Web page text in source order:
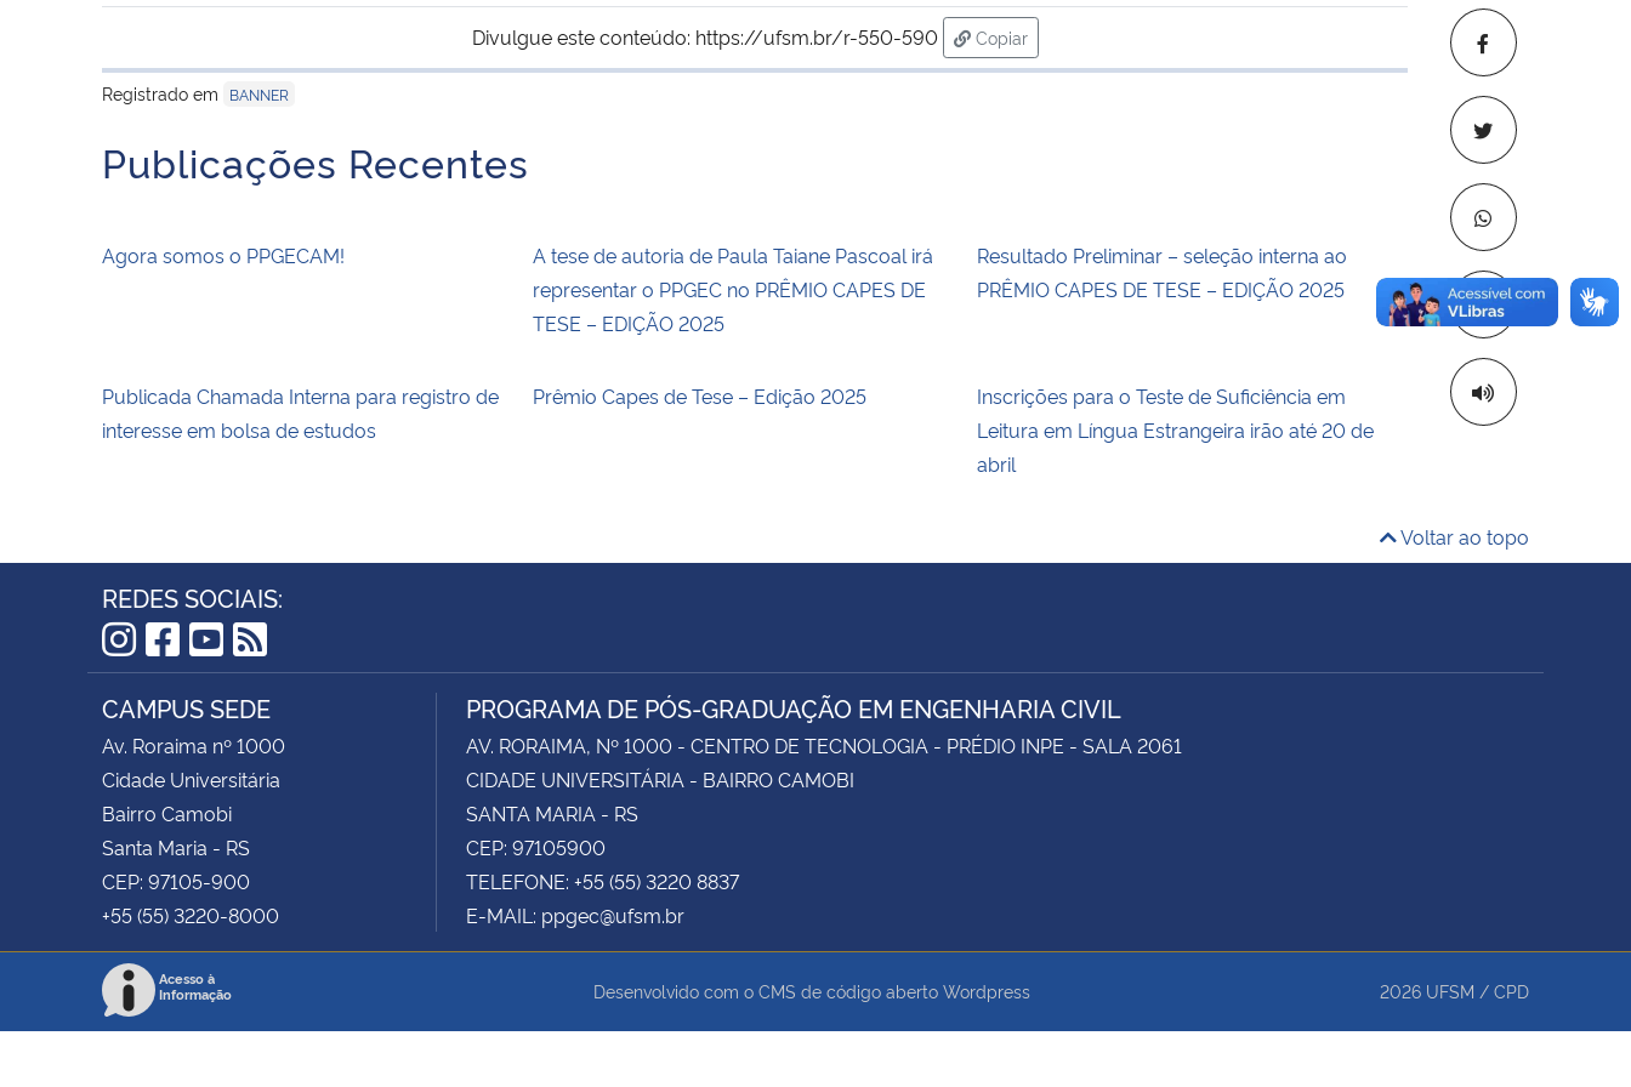
Copiar para
Divulgue este conteúdo: https://ufsm.br/r-550-590
Copiar
para área de transferência
Registrado em
BANNER
Publicações Recentes
Agora somos o PPGECAM!
A tese de autoria de Paula Taiane Pascoal irá
representar o PPGEC no PRÊMIO CAPES DE
TESE – EDIÇÃO 2025
Resultado Preliminar – seleção interna ao
PRÊMIO CAPES DE TESE – EDIÇÃO 2025
Publicada Chamada Interna para registro de
interesse em bolsa de estudos
Prêmio Capes de Tese – Edição 2025
Inscrições para o Teste de Suficiência em
Leitura em Língua Estrangeira irão até 20 de
abril
Voltar ao topo
REDES SOCIAIS:
Instagram
Facebook
YouTube
RSS
CAMPUS SEDE
Av. Roraima nº 1000
Cidade Universitária
Bairro Camobi
Santa Maria - RS
CEP: 97105-900
+55 (55) 3220-8000
PROGRAMA DE PÓS-GRADUAÇÃO EM ENGENHARIA CIVIL
AV. RORAIMA, Nº 1000 - CENTRO DE TECNOLOGIA - PRÉDIO INPE - SALA 2061
CIDADE UNIVERSITÁRIA - BAIRRO CAMOBI
SANTA MARIA - RS
CEP: 97105900
TELEFONE: +55 (55) 3220 8837
E-MAIL: ppgec@ufsm.br
Acesso à
Informação
Desenvolvido com o CMS de código aberto Wordpress 2026 UFSM / CPD